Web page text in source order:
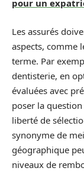
pour un
Les assurés
aspects, comme
terme. Par
dentisterie, en
évaluées avec
poser la
liberté de
synonyme de
géographique
niveaux de